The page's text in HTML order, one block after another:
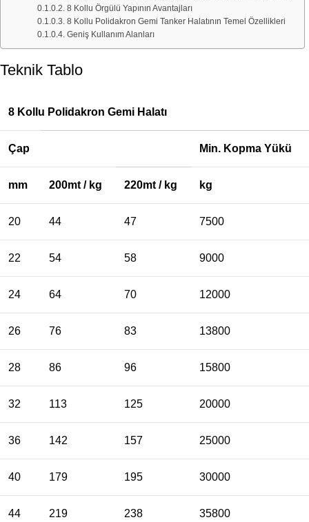
8 Kollu Örgülü Yapının Avantajları
8 Kollu Polidakron Gemi Tanker Halatının Temel Özellikleri
Geniş Kullanım Alanları
Teknik Tablo
8 Kollu Polidakron Gemi Halatı
Çap Min. Kopma Yükü
mm 200mt / kg 220mt / kg kg
20 44 47 7500
22 54 58 9000
24 64 70 12000
26 76 83 13800
28 86 96 15800
32 113 125 20000
36 142 157 25000
40 179 195 30000
44 219 238 35800